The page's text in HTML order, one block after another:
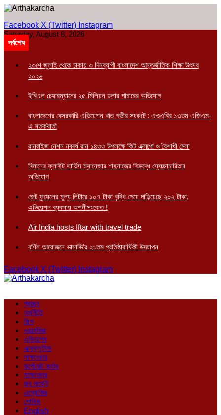
Facebook X (Twitter) Instagram
Saturday, August 8, 2026
সর্বশেষ
২৩শে জুলাই থেকে ঢাকায় ৩ দিনব্যাপী বাংলাদেশ আন্তর্জাতিক শিক্ষা উৎসব
২০২৬
ইবিএল চেয়ারম্যানের ২৫ মিলিয়ন ডলার পাচারের অভিযোগ
বাংলাদেশের বেসরকারি এভিয়েশন খাত গভীর সংকটে : এওএবির ১৩তম এজিএম-
এ সতর্কবার্তা
রানরাইজ নেশন নববর্ষ রান ১৪৩৩ উপলক্ষে কিট এক্সপো ও বৈশাখী মেলা
বিমানের ফ্লাইট সার্ভিস ম্যানেজার শাহনাজের বিরুদ্ধে স্বেচ্ছাচারিতার
অভিযোগ
জেট ফুয়েলের মূল্য লিটারে ১০৭ টাকা বৃদ্ধি পেয়ে দাড়িয়েছে ২০২ টাকা,
এভিয়েশন ব্যবসায় অশনীসংকেত !
Air India hosts Iftar with travel trade
বর্ণিল আয়োজনে ভাসাভি’র ২১তম প্রতিষ্ঠাবার্ষিকী উদযাপন
Facebook X (Twitter) Instagram
প্রচ্ছদ
অর্থনীতি
শিল্প
ওয়ার্ল্ডবিজ
এভিয়েশন
এক্সক্লুসিভ
সাক্ষাৎকার
কর্পোরেট কর্নার
সাক্ষাৎকার
জব মার্কেট
এগ্রোবিজ
শোবিজ
English